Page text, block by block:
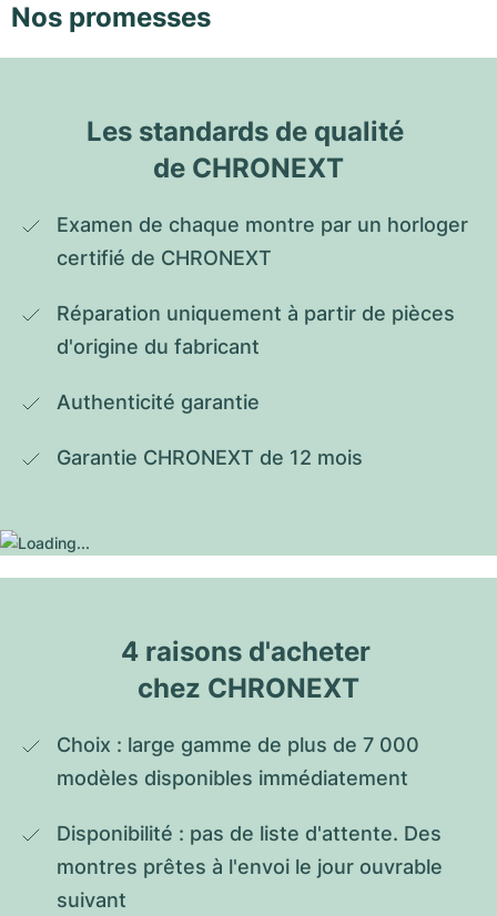
Nos promesses
Les standards de qualité
de CHRONEXT
Examen de chaque montre par un horloger
certifié de CHRONEXT
Réparation uniquement à partir de pièces
d'origine du fabricant
Authenticité garantie
Garantie CHRONEXT de 12 mois
4 raisons d'acheter
chez CHRONEXT
Choix : large gamme de plus de 7 000
modèles disponibles immédiatement
Disponibilité : pas de liste d'attente. Des
montres prêtes à l'envoi le jour ouvrable
suivant